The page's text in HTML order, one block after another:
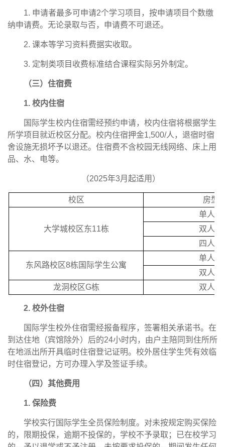
1. 申请者最多可申请2个学习项目，按申请项目个数缴
纳申请费。无论录取与否，申请费不可退还。
2. 课本等学习资料费据实收取。
3. 定制类项目收费标准结合课程实际另外制定。
（三）住宿费
1. 校内住宿
国际学生校内住宿需经预约申请，校内住宿将根据学生
所学项目就近校区分配。校内住宿押金1,500/人，退宿时宿
舍设施无损坏予以退还。住宿费不含校园无线网络、床上用
品、水、电等。
（2025年3月起适用）
校区 房型
大学城校区东11栋
单人间
双人间
四人间
东风路校区8栋国际学生公寓
单人间
双人间
龙洞校区G栋
双人间
2. 校外住宿
国际学生校外住宿需经报备程序，签署相关承诺书。在
到达住地（宾馆除外）后的24小时内，由户主陪同到住所所
在地派出所开具临时住宿登记证明。校外居住学生凭有效临
时住宿登记，方可办理入学及签证手续。
（四）其他费用
1. 保险费
学校实行国际学生全员保险制度。对未按规定购买保险
的，限期投保，逾期不投保的，学校不予录取；已在校学习